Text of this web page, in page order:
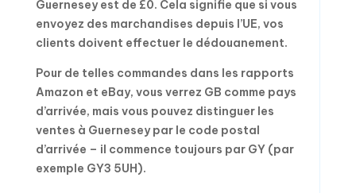
Guernesey est de £0. Cela signifie que si vous
envoyez des marchandises depuis l’UE, vos
clients doivent effectuer le dédouanement.
Pour de telles commandes dans les rapports
Amazon et eBay, vous verrez GB comme pays
d’arrivée, mais vous pouvez distinguer les
ventes à Guernesey par le code postal
d’arrivée – il commence toujours par GY (par
exemple GY3 5UH).